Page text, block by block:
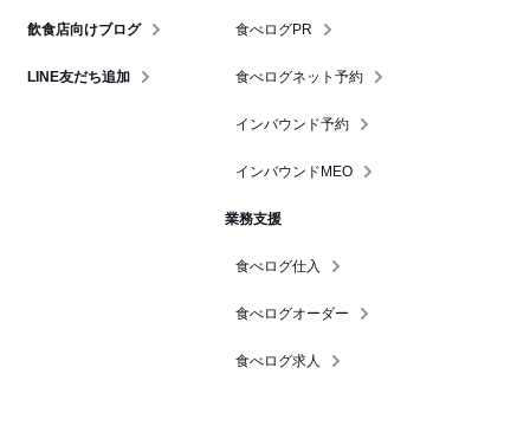
飲食店向けブログ
LINE友だち追加
食べログPR
食べログネット予約
インバウンド予約
インバウンドMEO
業務支援
食べログ仕入
食べログオーダー
食べログ求人